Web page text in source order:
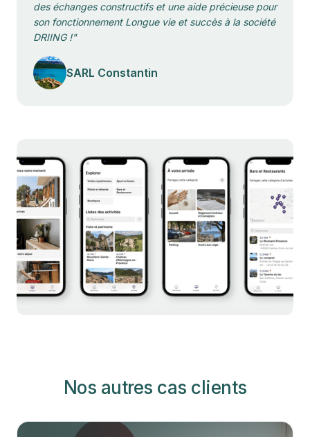
des échanges constructifs et une aide précieuse pour
son fonctionnement Longue vie et succès à la société
DRIING !"
SARL Constantin
Nos autres cas clients